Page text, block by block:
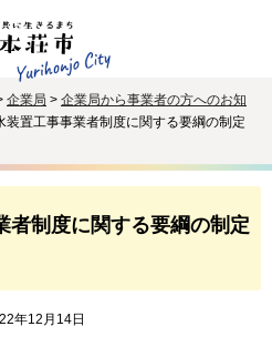
企業局 > 企業局から事業者の方へのお知
装置工事事業者制度に関する要綱の制定
者制度に関する要綱の制定
年12月14日